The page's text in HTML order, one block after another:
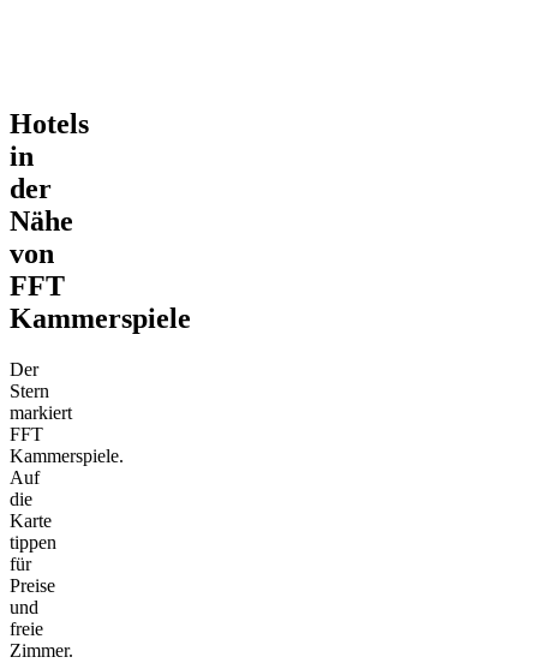
Hotels
in
der
Nähe
von
FFT
Kammerspiele
Der
Stern
markiert
FFT
Kammerspiele.
Auf
die
Karte
tippen
für
Preise
und
freie
Zimmer.